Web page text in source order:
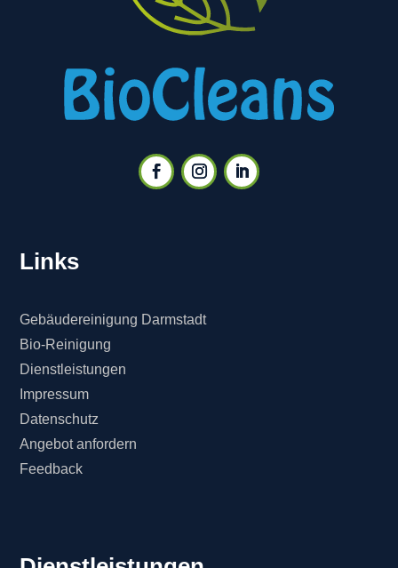
Links
Gebäudereinigung Darmstadt
Bio-Reinigung
Dienstleistungen
Impressum
Datenschutz
Angebot anfordern
Feedback